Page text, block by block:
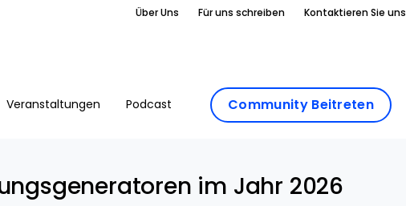
Über Uns Für uns schreiben Kontaktieren Sie uns
Veranstaltungen Podcast Community Beitreten
im Jahr 2026